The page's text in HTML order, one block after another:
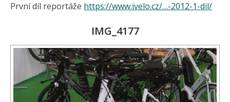
První díl reportáže https://www.ivelo.cz/…-2012-1-dil/
IMG_4177